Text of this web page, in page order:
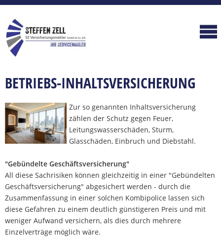
BETRIEBS-INHALTSVERSICHERUNG
Zur so genannten Inhaltsversicherung
zählen der Schutz gegen Feuer,
Leitungswasserschäden, Sturm,
Glasschäden, Einbruch und Diebstahl.
"Gebündelte Geschäftsversicherung"
All diese Sachrisiken können gleichzeitig in einer "Gebündelten
Geschäftsversicherung" abgesichert werden - durch die
Zusammenfassung in einer solchen Kombipolice lassen sich
diese Gefahren zu einem deutlich günstigeren Preis und mit
weniger Aufwand versichern, als dies durch mehrere
Einzelverträge möglich wäre.